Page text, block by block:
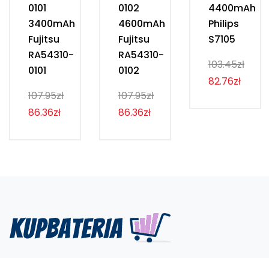
0101
3400mAh
Fujitsu
RA54310-
0101
107.95zł
86.36zł
0102
4600mAh
Fujitsu
RA54310-
0102
107.95zł
86.36zł
4400mAh
Philips
S7105
103.45zł
82.76zł